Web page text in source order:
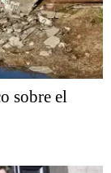
sobre el